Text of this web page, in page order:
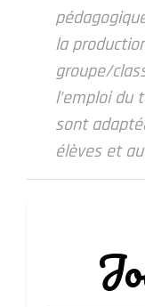
la
groupe/
l’emploi du
sont
élèves et